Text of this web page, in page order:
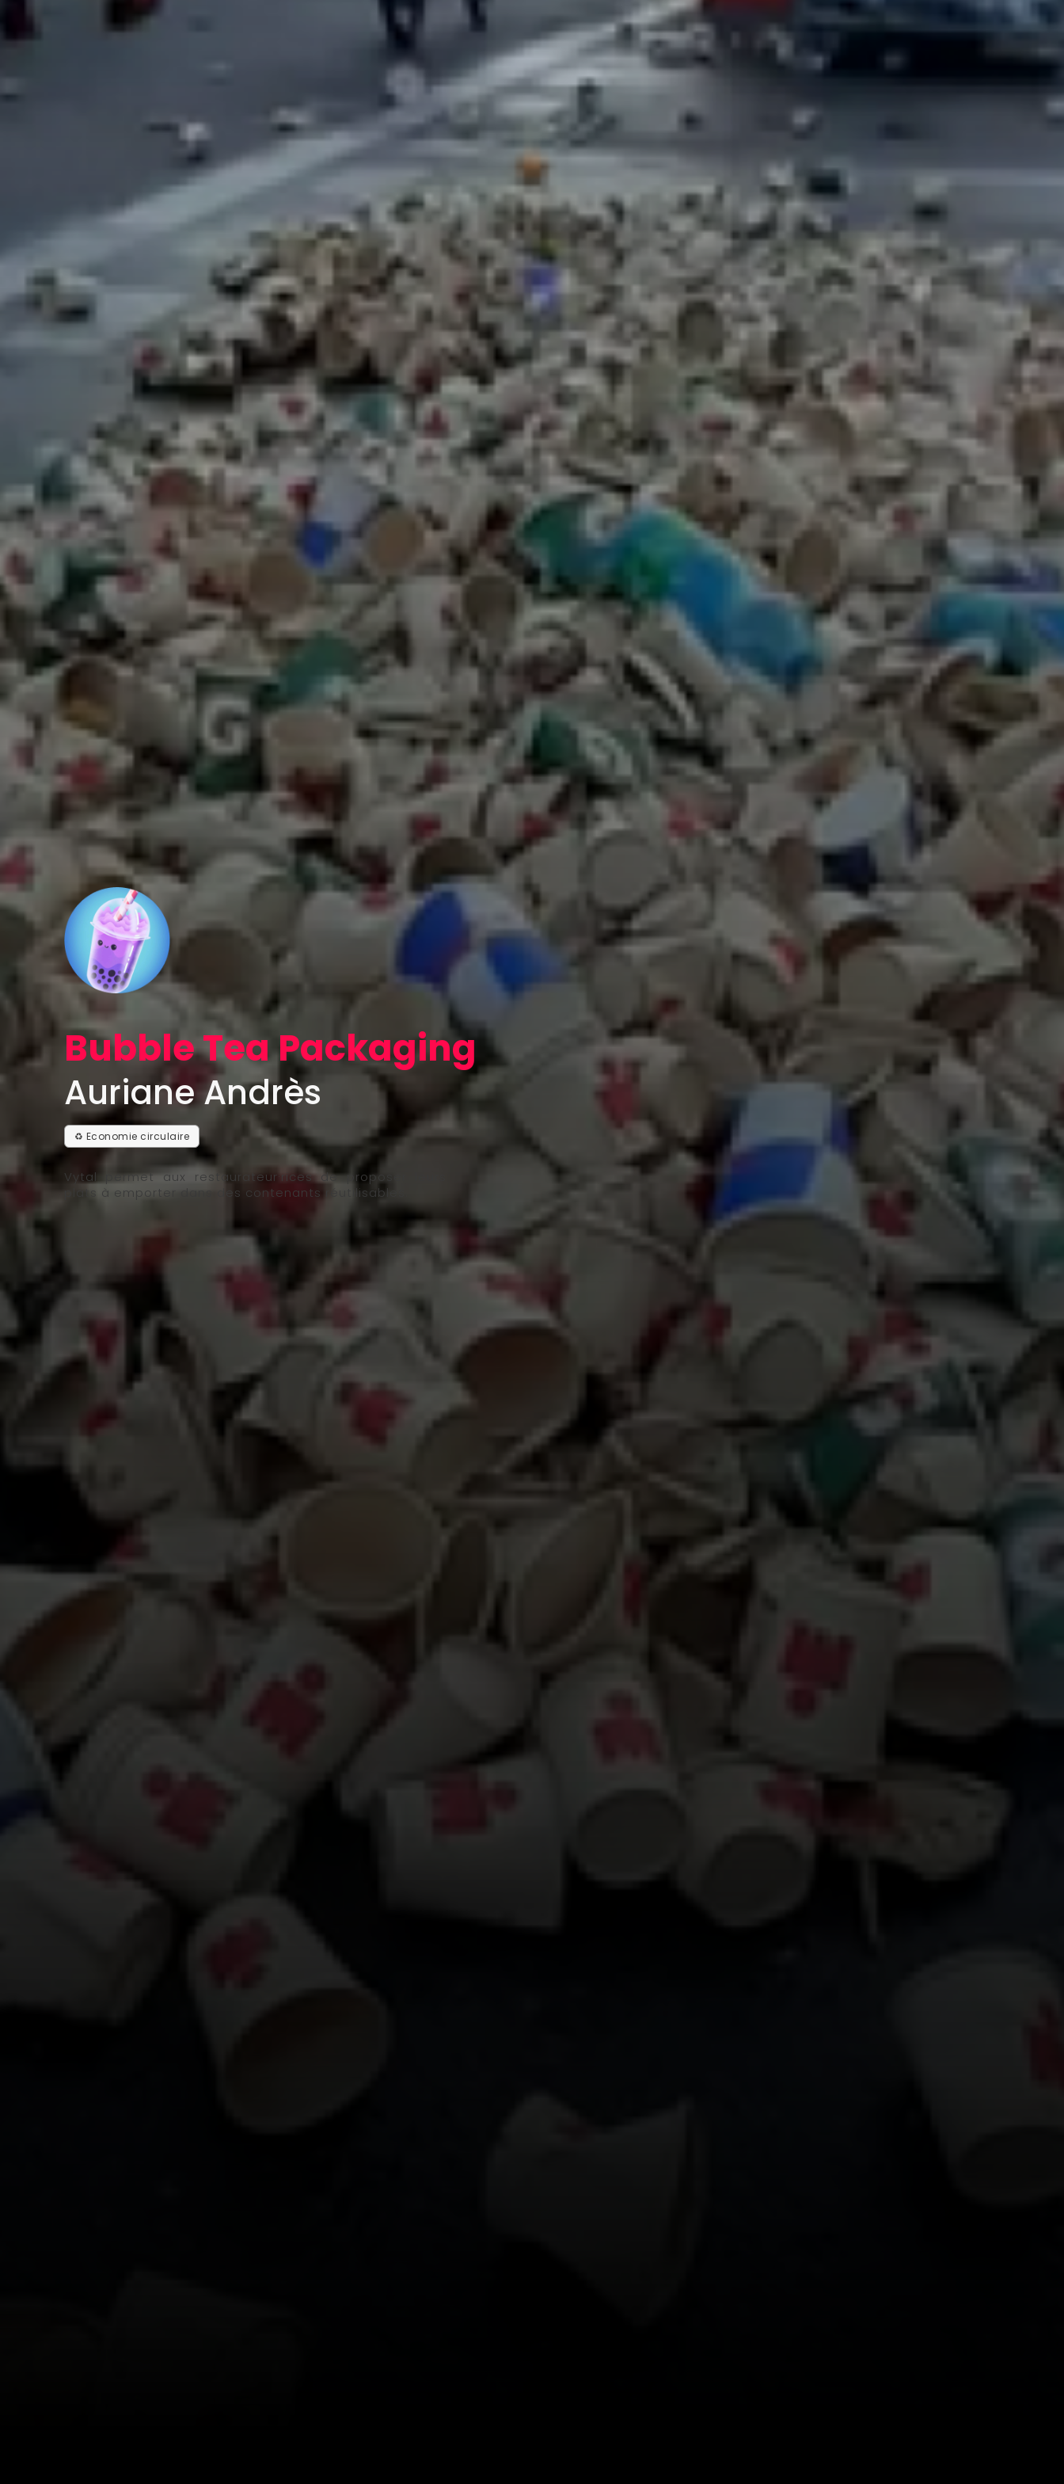
Bubble Tea Packaging
Auriane Andrès
♻️ Economie circulaire
Vytal permet aux restaurateur·rices de proposer leurs
plats à emporter dans des contenants réutilisables.